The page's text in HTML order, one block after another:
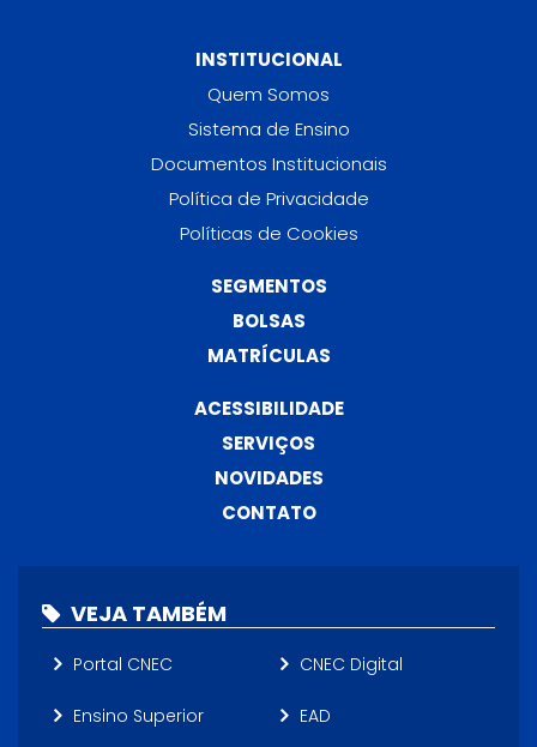
INSTITUCIONAL
Quem Somos
Sistema de Ensino
Documentos Institucionais
Política de Privacidade
Políticas de Cookies
SEGMENTOS
BOLSAS
MATRÍCULAS
ACESSIBILIDADE
SERVIÇOS
NOVIDADES
CONTATO
VEJA TAMBÉM
Portal CNEC CNEC Digital
Ensino Superior EAD